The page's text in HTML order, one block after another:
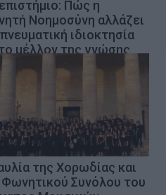
Πώς η
Νοημοσύνη αλλάζει
ιδιοκτησία
μέλλον της γνώσης
της Χορωδίας και
Συνόλου του